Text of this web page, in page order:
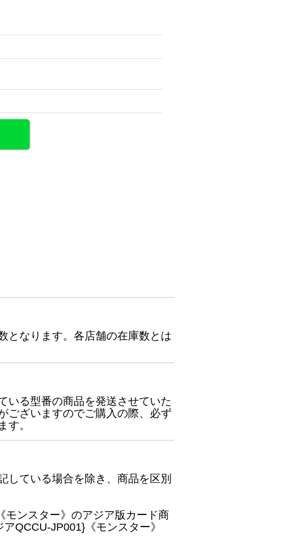
となります。各店舗の在庫数とは
いる型番の商品を発送させていた
ございますのでご購入の際、必ず
す。
している場合を除き、商品を区別
モンスター》のアジア版カード商
QCCU-JP001}《モンスター》